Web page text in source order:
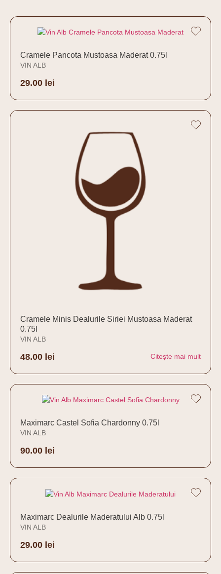
VIN ALB
Cramele Pancota Mustoasa Maderat 0.75l
29.00 lei
VIN ALB
Cramele Minis Dealurile Siriei Mustoasa Maderat
0.75l
48.00 lei Citește mai mult
VIN ALB
Maximarc Castel Sofia Chardonny 0.75l
90.00 lei
VIN ALB
Maximarc Dealurile Maderatului Alb 0.75l
29.00 lei